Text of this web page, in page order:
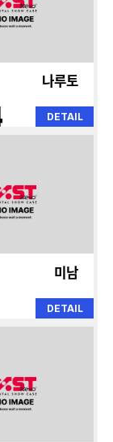
나루토
DETAIL
미남
DETAIL